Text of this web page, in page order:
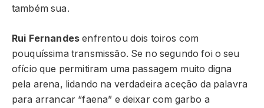
também sua.
Rui Fernandes enfrentou dois toiros com
pouquíssima transmissão. Se no segundo foi o seu
ofício que permitiram uma passagem muito digna
pela arena, lidando na verdadeira aceção da palavra
para arrancar “faena” e deixar com garbo a